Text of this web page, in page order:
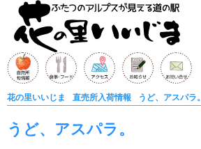
花の里いいじま 直売所入荷情報 うど、アスパラ。
うど、アスパラ。